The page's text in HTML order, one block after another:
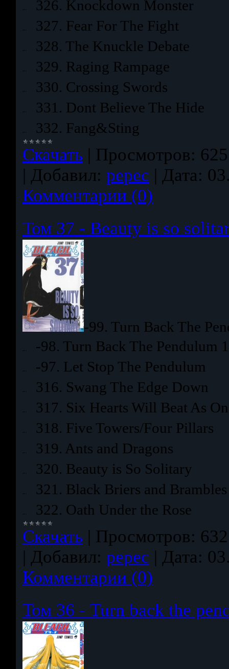
326. Knockdown Monster
327. Fear For The Fight
328. The Knuckle Debate
329. Raging Rampage
330. Crossing Swords
331. Dont Believe The Hide
332. Fang&Sting
Скачать | Просмотров: 625
| Добавил: pepec | Дата:
Комментарии (0)
Том 37 - Beauty is so
-99. Turn Back The
-98. Turn Back The Pendulum
-97. Let Stop The Pendulum
316. Swang The Edge Down
317. Six Hearts Will Beat As
318. Five Towers/Four Pillars
319. Ants and Dragons
320. Beauty is So Solitary
321. Black Briers and Brambles
322. Oath Under the Rose
Скачать | Просмотров: 632
| Добавил: pepec | Дата:
Комментарии (0)
Том 36 - Turn back the